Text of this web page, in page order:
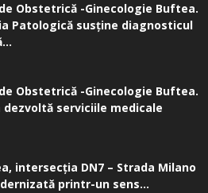
Obstetrică -Ginecologie Buftea.
Patologică susţine diagnosticul
Obstetrică -Ginecologie Buftea.
dezvoltă serviciile medicale
intersecţia DN7 – Strada Milano
printr-un sens...